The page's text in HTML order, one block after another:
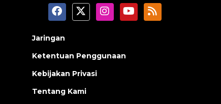
Jaringan
Ketentuan Penggunaan
Kebijakan Privasi
Tentang Kami